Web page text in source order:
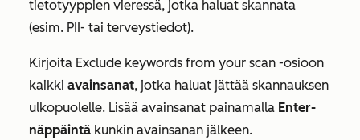
tietotyyppien vieressä, jotka haluat skannata
(esim. PII- tai terveystiedot).
Kirjoita Exclude keywords from your scan -osioon
kaikki avainsanat, jotka haluat jättää skannauksen
ulkopuolelle. Lisää avainsanat painamalla Enter-
näppäintä kunkin avainsanan jälkeen.